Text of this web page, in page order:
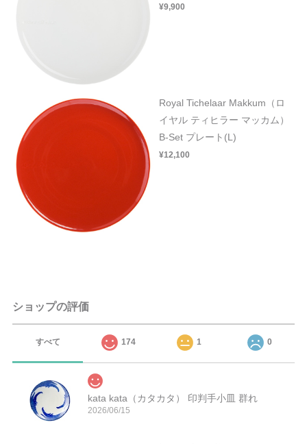
¥9,900
Royal Tichelaar Makkum（ロ
イヤル ティヒラー マッカム）
B-Set プレート(L)
¥12,100
ショップの評価
すべて 174 1 0
kata kata（カタカタ） 印判手小皿 群れ
2026/06/15